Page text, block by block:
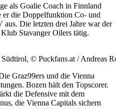
als Goalie Coach in Finnland
die Doppelfunktion Co- und
Die letzten drei Jahre war der
Stavanger Oilers tätig.
© Puckfans.at / Andreas
Graz99ers und die Vienna
Bozen hält den Topscorer.
die Defensive mit dem
die Vienna Capitals sichern